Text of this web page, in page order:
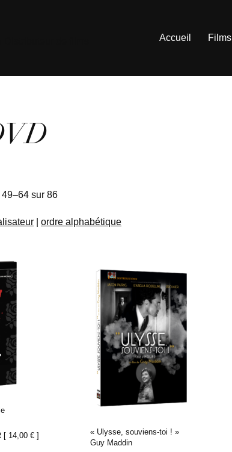
Accueil Films
sur 86
ordre alphabétique
[ 14,00 € ]
« Ulysse, souviens-toi ! »
Guy Maddin